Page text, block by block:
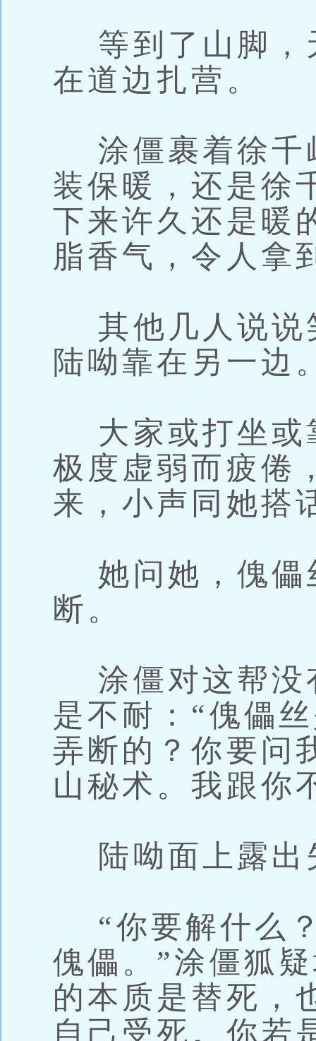
等到了山脚，
在道边扎营。
涂僵裹着徐千
装保暖，还是徐
下来许久还是暖
脂香气，令人拿
其他几人说说
陆呦靠在另一边
大家或打坐或
极度虚弱而疲倦
来，小声同她搭
她问她，傀儡
断。
涂僵对这帮没
是不耐：“傀儡
弄断的？你要问
山秘术。我跟你
陆呦面上露出
“你要解什么
傀儡。”涂僵狐
的本质是替死，
自己受死。你若